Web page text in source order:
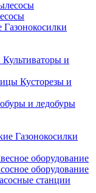
Газонокосилки
Культиваторы и
Кусторезы и
и ледобуры
Газонокосилки
оборудование
оборудование
станции